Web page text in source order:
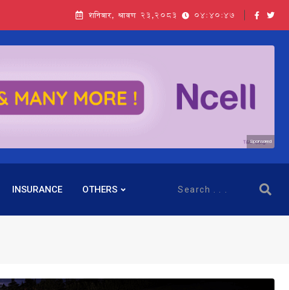
शनिबार, श्रावण २३,२०८३ 04:40:48
Sponsored
INSURANCE OTHERS